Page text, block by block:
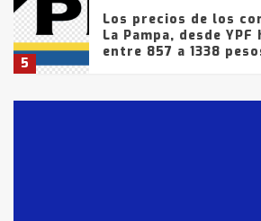
5
Los precios de los
La Pampa, desde
entre 857 a 1338